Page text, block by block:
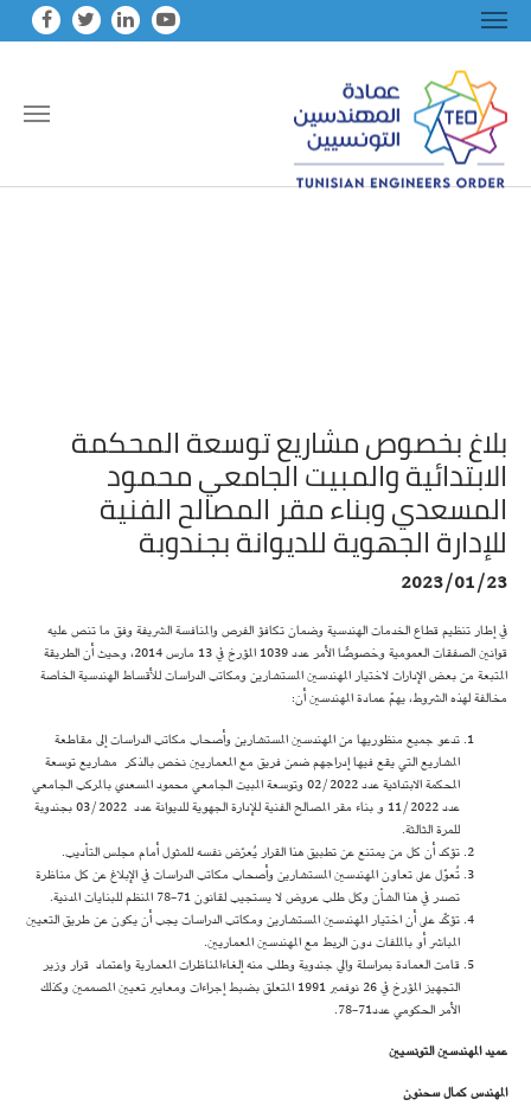
بلاغ بخصوص مشاريع توسعة المحكمة
الابتدائية والمبيت الجامعي محمود
المسعدي وبناء مقر المصالح الفنية
للإدارة الجهوية للديوانة بجندوبة
2023/01/23
في إطار تنظيم قطاع الخدمات الهندسية وضمان تكافؤ الفرص والمنافسة الشريفة وفق ما تنص عليه
قوانين الصفقات العمومية وخصوصًا الأمر عدد 1039 المؤرخ في 13 مارس 2014، وحيث أن الطريقة
المتبعة من بعض الإدارات لاختيار المهندسين المستشارين ومكاتب الدراسات للأقساط الهندسية الخاصة
مخالفة لهذه الشروط، يهمّ عمادة المهندسين أن:
تدعو جميع منظوريها من المهندسين المستشارين وأصحاب مكاتب الدراسات إلى مقاطعة
المشاريع التي يقع فيها إدراجهم ضمن فريق مع المعماريين نخص بالذكر مشاريع توسعة
المحكمة الابتدائية عدد 02/2022 وتوسعة المبيت الجامعي محمود المسعدي بالمركب الجامعي
عدد 11/2022 و بناء مقر المصالح الفنية للإدارة الجهوية للديوانة عدد 03/2022 بجندوبة
للمرة الثالثة.
تؤكد أن كل من يمتنع عن تطبيق هذا القرار يُعرّض نفسه للمثول أمام مجلس التأديب.
تُعوّل على تعاون المهندسين المستشارين وأصحاب مكاتب الدراسات في الإبلاغ عن كل مناظرة
تصدر في هذا الشأن وكل طلب عروض لا يستجيب لقانون 71-78 المنظم للبنايات المدنية.
تؤكّد على أن اختيار المهندسين المستشارين ومكاتب الدراسات يجب أن يكون عن طريق التعيين
المباشر أو بالملفات دون الربط مع المهندسين المعماريين.
قامت العمادة بمراسلة والي جندوبة وطلب منه إلغاءالمناظرات المعمارية واعتماد قرار وزير
التجهيز المؤرخ في 26 نوفمبر 1991 المتعلق بضبط إجراءات ومعايير تعيين المصممين وكذلك
الأمر الحكومي عدد71-78.
عميد المهندسين التونسيين
المهندس كمال سحنون